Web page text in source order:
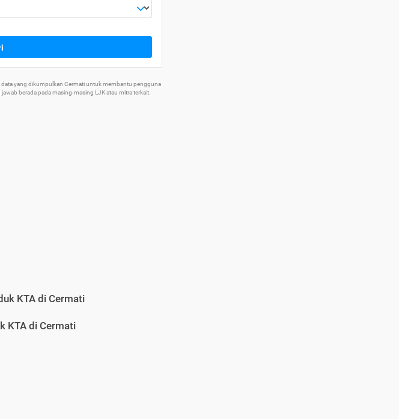
yang dikumpulkan Cermati untuk membantu pengguna
berada pada masing-masing LJK atau mitra terkait.
KTA di Cermati
KTA di Cermati